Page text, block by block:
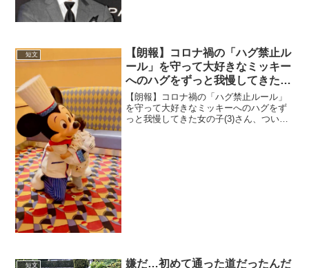
短文
【朗報】コロナ禍の「ハグ禁止ル
ール」を守って大好きなミッキー
へのハグをずっと我慢してきた女
の子(3)さん
【朗報】コロナ禍の「ハグ禁止ルール」
を守って大好きなミッキーへのハグをず
っと我慢してきた女の子(3)さん、ついに
短文
嫌だ…初めて通った道だったんだ